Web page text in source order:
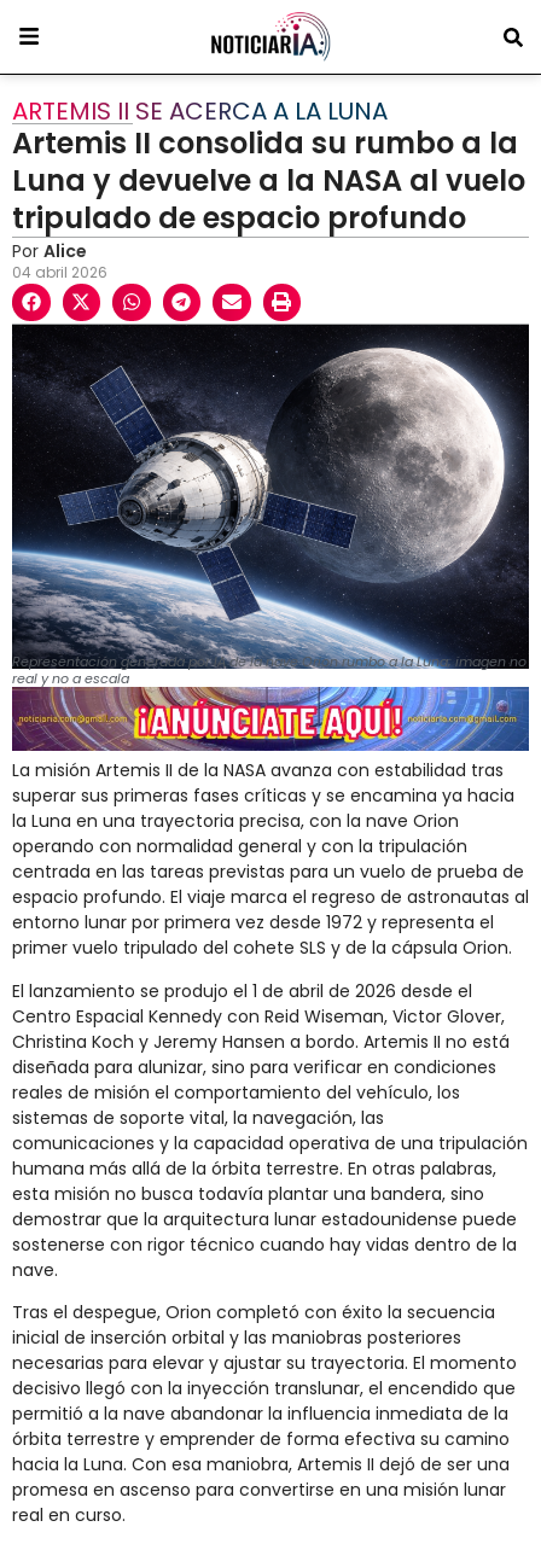
ARTEMIS II SE ACERCA A LA LUNA
Artemis II consolida su rumbo a la
Luna y devuelve a la NASA al vuelo
tripulado de espacio profundo
Por Alice
04 abril 2026
Representación generada por IA de la nave Orion rumbo a la Luna; imagen no
real y no a escala
La misión Artemis II de la NASA avanza con estabilidad tras
superar sus primeras fases críticas y se encamina ya hacia
la Luna en una trayectoria precisa, con la nave Orion
operando con normalidad general y con la tripulación
centrada en las tareas previstas para un vuelo de prueba de
espacio profundo. El viaje marca el regreso de astronautas al
entorno lunar por primera vez desde 1972 y representa el
primer vuelo tripulado del cohete SLS y de la cápsula Orion.
El lanzamiento se produjo el 1 de abril de 2026 desde el
Centro Espacial Kennedy con Reid Wiseman, Victor Glover,
Christina Koch y Jeremy Hansen a bordo. Artemis II no está
diseñada para alunizar, sino para verificar en condiciones
reales de misión el comportamiento del vehículo, los
sistemas de soporte vital, la navegación, las
comunicaciones y la capacidad operativa de una tripulación
humana más allá de la órbita terrestre. En otras palabras,
esta misión no busca todavía plantar una bandera, sino
demostrar que la arquitectura lunar estadounidense puede
sostenerse con rigor técnico cuando hay vidas dentro de la
nave.
Tras el despegue, Orion completó con éxito la secuencia
inicial de inserción orbital y las maniobras posteriores
necesarias para elevar y ajustar su trayectoria. El momento
decisivo llegó con la inyección translunar, el encendido que
permitió a la nave abandonar la influencia inmediata de la
órbita terrestre y emprender de forma efectiva su camino
hacia la Luna. Con esa maniobra, Artemis II dejó de ser una
promesa en ascenso para convertirse en una misión lunar
real en curso.